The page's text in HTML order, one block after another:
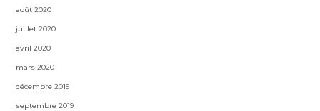
août 2020
juillet 2020
avril 2020
mars 2020
décembre 2019
septembre 2019